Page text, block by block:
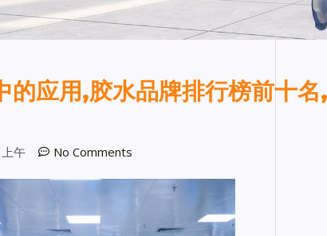
的应用,胶水品牌排行榜前十
午 No Comments